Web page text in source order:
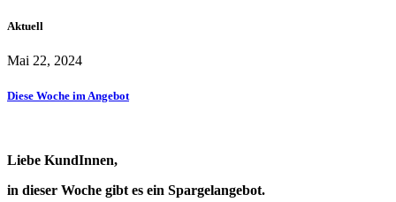
Aktuell
Mai 22, 2024
Diese Woche im Angebot
Liebe KundInnen,
in dieser Woche gibt es ein Spargelangebot.